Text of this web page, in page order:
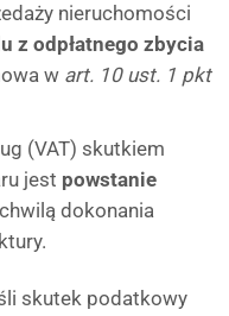
nieruchomości
z odpłatnego zbycia
w art. 10 ust. 1 pkt
(VAT) skutkiem
jest powstanie
dokonania
skutek podatkowy